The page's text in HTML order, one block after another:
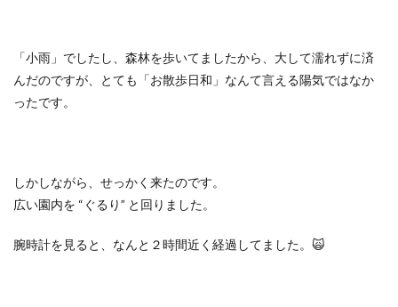
「小雨」でしたし、森林を歩いてましたから、大して濡れずに済
んだのですが、とても「お散歩日和」なんて言える陽気ではなか
ったです。
しかしながら、せっかく来たのです。
広い園内を “ぐるり” と回りました。
腕時計を見ると、なんと２時間近く経過してました。🙀